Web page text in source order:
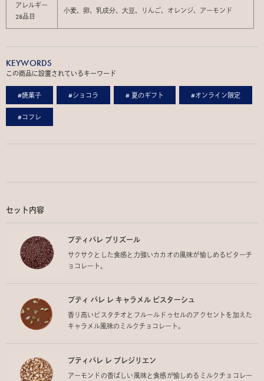
アレルギー
28品目
小麦、卵、乳成分、大豆、りんご、オレンジ、アーモンド
KEYWORDS
この商品に設置されているキーワード
#焼菓子 #ショコラ # 夏のギフト #オンライン限定
#コフレ
セット内容
プティパレ ブリズール
サクサクとした食感と力強いカカオの風味が愉しめるビターチ
ョコレート。
プティ パレ レ キャラメル ピスターシュ
香り高いピスタチオとフルールドゥセルのアクセントを加えた
キャラメル風味のミルクチョコレート。
プティパレ レ ブレジリエン
アーモンドの香ばしい風味と食感が愉しめるミルクチョコレー